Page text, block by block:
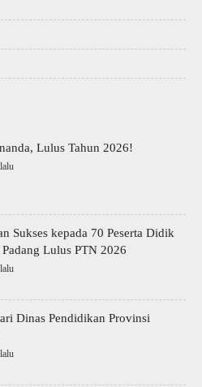
Lulus Tahun 2026!
Sukses kepada 70 Peserta Didik
Lulus PTN 2026
Dinas Pendidikan Provinsi